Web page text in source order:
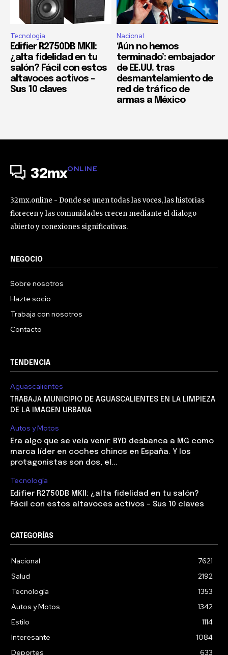
Tecnología
Edifier R2750DB MKII:
¿alta fidelidad en tu
salón? Fácil con estos
altavoces activos –
Sus 10 claves
Nacional
‘Aún no hemos
terminado’: embajador
de EE.UU. tras
desmantelamiento de
red de tráfico de
armas a México
32mxONLINE
32mx.online - Donde se unen todas las voces, las historias
florecen y las comunidades crecen mediante el dialogo
abierto y conexiones significativas.
NEGOCIO
Sobre nosotros
Hazte socio
Trabaja con nosotros
Contacto
TENDENCIA
Aguascalientes
TRABAJA MUNICIPIO DE AGUASCALIENTES EN LA LIMPIEZA
DE LA IMAGEN URBANA
Autos y Motos
Era algo que se veía venir: BYD desbanca a MG como
marca líder en coches chinos en España. Y los
protagonistas son dos, el...
Tecnología
Edifier R2750DB MKII: ¿alta fidelidad en tu salón?
Fácil con estos altavoces activos – Sus 10 claves
CATEGORÍAS
Nacional
7621
Salud
2192
Tecnología
1353
Autos y Motos
1342
Estilo
1114
Interesante
1084
Deportes
633